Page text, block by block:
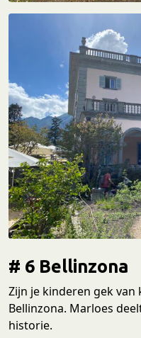
# 6 Bellinzona
Zijn je kinderen gek van
Bellinzona. Marloes
historie.